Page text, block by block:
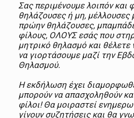
Σας περιμένουμε λοιπόν και
θηλάζουσες ή μη, μέλλουσες
πρώην θηλάζουσες,
φίλους, ΟΛΟΥΣ εσάς που
μητρικό θηλασμό και θέλετε
να γιορτάσουμε μαζί την
Θηλασμού.
Η εκδήλωση έχει
μπορούν να απασχοληθούν
φίλοι! Θα μοιραστεί
γίνουν συζητήσεις και θα